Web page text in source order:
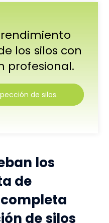
los silos con
profesional.
de silos.
los
de
de silos